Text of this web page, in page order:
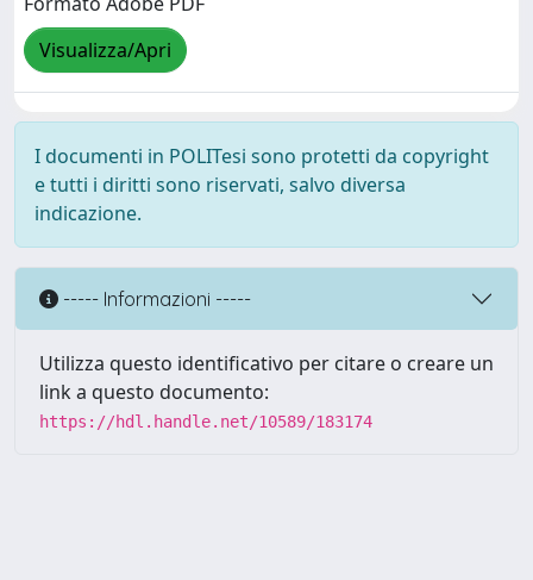
Visualizza/Apri
I documenti in POLITesi sono protetti da copyright
e tutti i diritti sono riservati, salvo diversa
indicazione.
----- Informazioni -----
Utilizza questo identificativo per citare o creare un
link a questo documento:
https://hdl.handle.net/10589/183174